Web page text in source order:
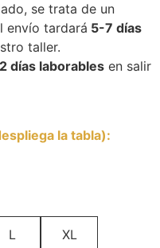
se trata de un
envío tardará 5-7 días
taller.
días laborables en salir
la tabla):
L XL